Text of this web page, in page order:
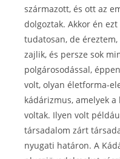
származott, és ott az
dolgoztak. Akkor én
tudatosan, de
zajlik, és persze sok
polgárosodással,
volt, olyan életforma-
kádárizmus, amelyek
voltak. Ilyen volt
társadalom zárt
nyugati határon. A